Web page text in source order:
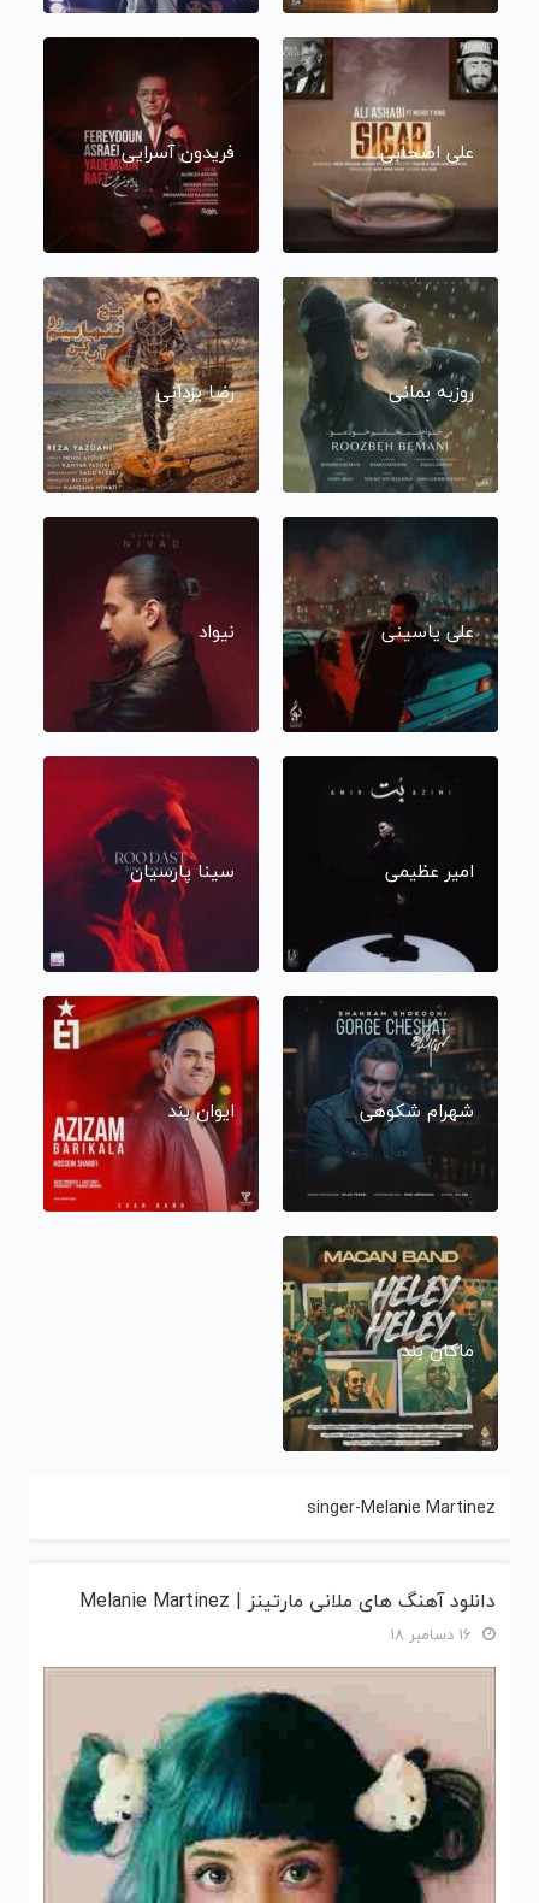
علی اصحابی فریدون آسرایی
روزبه بمانی رضا یزدانی
علی یاسینی نیواد
امیر عظیمی سینا پارسیان
شهرام شکوهی ایوان بند
ماکان بند
singer-Melanie Martinez
دانلود آهنگ های ملانی مارتینز | Melanie Martinez